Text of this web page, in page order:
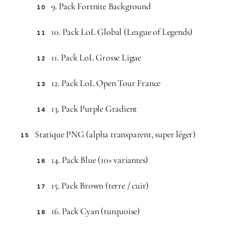
10 9. Pack Fortnite Background
11 10. Pack LoL Global (League of Legends)
12 11. Pack LoL Grosse Ligue
13 12. Pack LoL Open Tour France
14 13. Pack Purple Gradient
15 Statique PNG (alpha transparent, super léger)
16 14. Pack Blue (10+ variantes)
17 15. Pack Brown (terre / cuir)
18 16. Pack Cyan (turquoise)